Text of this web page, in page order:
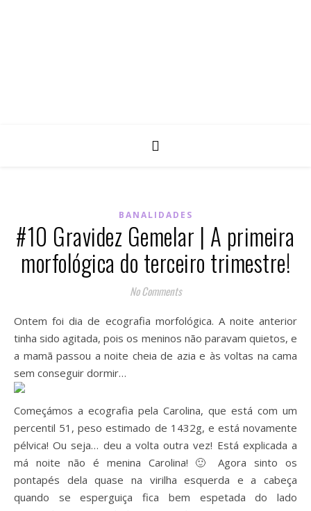
BANALIDADES
#10 Gravidez Gemelar | A primeira
morfológica do terceiro trimestre!
No Comments
Ontem foi dia de ecografia morfológica. A noite anterior
tinha sido agitada, pois os meninos não paravam quietos, e
a mamã passou a noite cheia de azia e às voltas na cama
sem conseguir dormir…
Começámos a ecografia pela Carolina, que está com um
percentil 51, peso estimado de 1432g, e está novamente
pélvica! Ou seja… deu a volta outra vez! Está explicada a
má noite não é menina Carolina! 🙂 Agora sinto os
pontapés dela quase na virilha esquerda e a cabeça
quando se esperguiça fica bem espetada do lado